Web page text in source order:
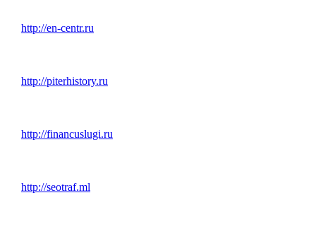
http://en-centr.ru
http://piterhistory.ru
http://financuslugi.ru
http://seotraf.ml